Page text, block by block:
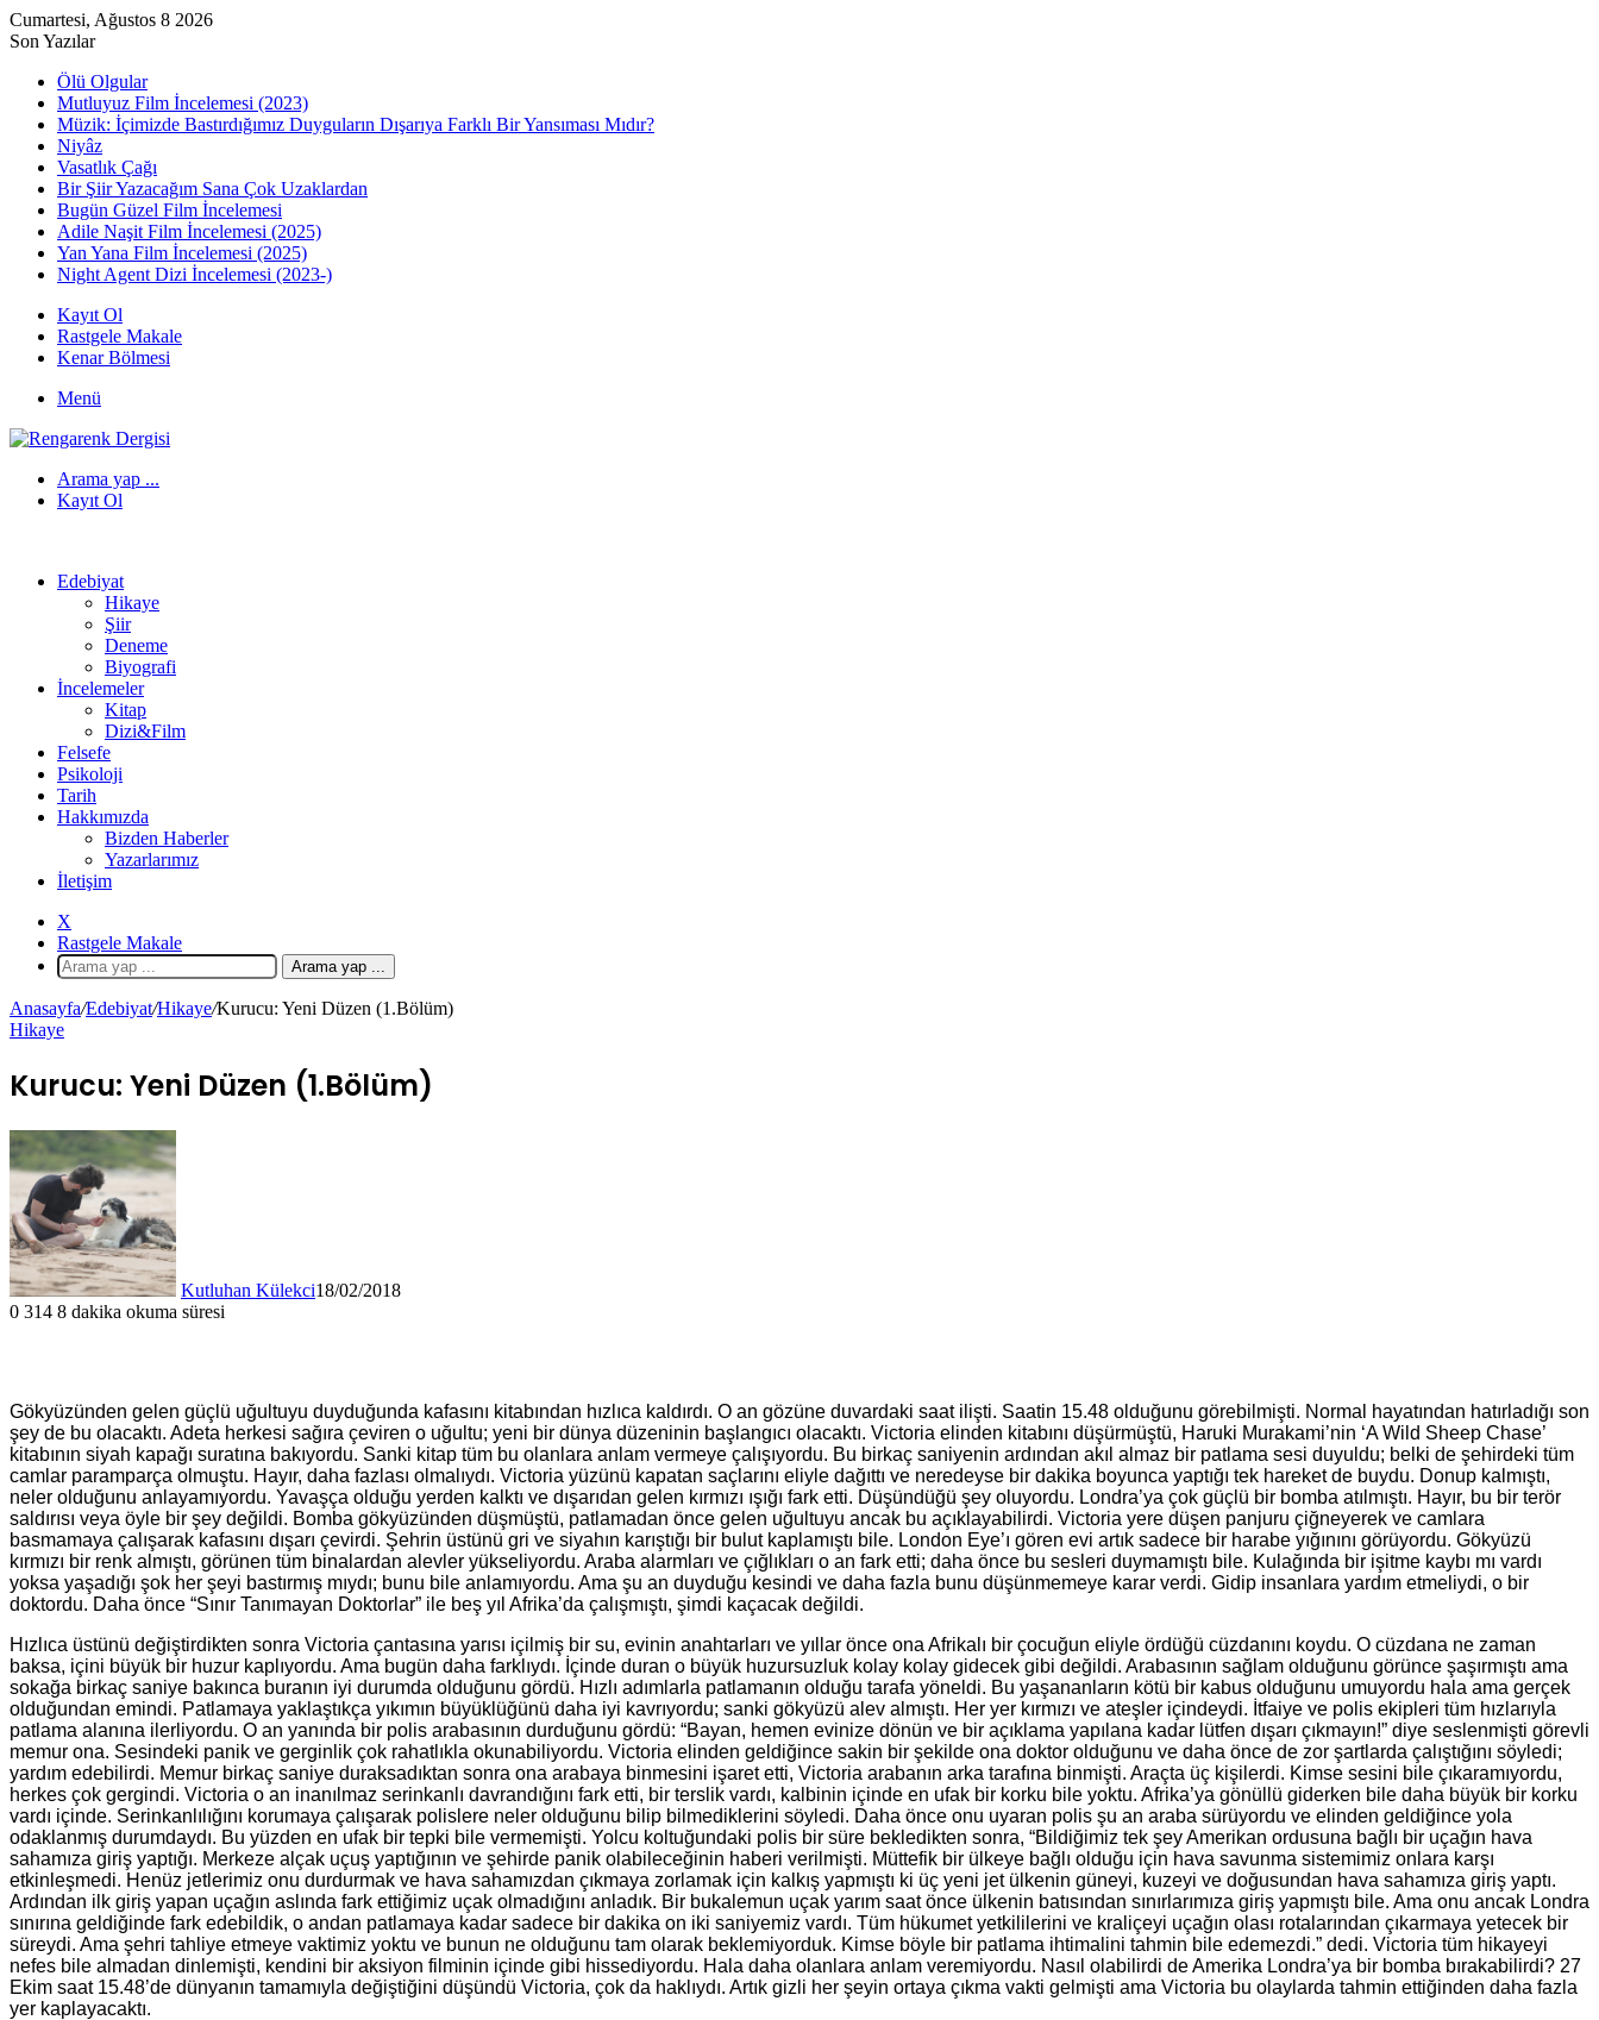
Cumartesi, Ağustos 8 2026
Son Yazılar
Ölü Olgular
Mutluyuz Film İncelemesi (2023)
Müzik: İçimizde Bastırdığımız Duyguların Dışarıya Farklı Bir Yansıması Mıdır?
Niyâz
Vasatlık Çağı
Bir Şiir Yazacağım Sana Çok Uzaklardan
Bugün Güzel Film İncelemesi
Adile Naşit Film İncelemesi (2025)
Yan Yana Film İncelemesi (2025)
Night Agent Dizi İncelemesi (2023-)
Kayıt Ol
Rastgele Makale
Kenar Bölmesi
Menü
Arama yap ...
Kayıt Ol
Edebiyat
Hikaye
Şiir
Deneme
Biyografi
İncelemeler
Kitap
Dizi&Film
Felsefe
Psikoloji
Tarih
Hakkımızda
Bizden Haberler
Yazarlarımız
İletişim
X
Rastgele Makale
Arama yap ...
Anasayfa/Edebiyat/Hikaye/Kurucu: Yeni Düzen (1.Bölüm)
Hikaye
Kurucu: Yeni Düzen (1.Bölüm)
Kutluhan Külekci18/02/2018
0 314 8 dakika okuma süresi
Gökyüzünden gelen güçlü uğultuyu duyduğunda kafasını kitabından hızlıca kaldırdı. O an gözüne duvardaki saat ilişti. Saatin 15.48 olduğunu görebilmişti. Normal hayatından hatırladığı son
şey de bu olacaktı. Adeta herkesi sağıra çeviren o uğultu; yeni bir dünya düzeninin başlangıcı olacaktı. Victoria elinden kitabını düşürmüştü, Haruki Murakami’nin ‘A Wild Sheep Chase’
kitabının siyah kapağı suratına bakıyordu. Sanki kitap tüm bu olanlara anlam vermeye çalışıyordu. Bu birkaç saniyenin ardından akıl almaz bir patlama sesi duyuldu; belki de şehirdeki tüm
camlar paramparça olmuştu. Hayır, daha fazlası olmalıydı. Victoria yüzünü kapatan saçlarını eliyle dağıttı ve neredeyse bir dakika boyunca yaptığı tek hareket de buydu. Donup kalmıştı,
neler olduğunu anlayamıyordu. Yavaşça olduğu yerden kalktı ve dışarıdan gelen kırmızı ışığı fark etti. Düşündüğü şey oluyordu. Londra’ya çok güçlü bir bomba atılmıştı. Hayır, bu bir terör
saldırısı veya öyle bir şey değildi. Bomba gökyüzünden düşmüştü, patlamadan önce gelen uğultuyu ancak bu açıklayabilirdi. Victoria yere düşen panjuru çiğneyerek ve camlara
basmamaya çalışarak kafasını dışarı çevirdi. Şehrin üstünü gri ve siyahın karıştığı bir bulut kaplamıştı bile. London Eye’ı gören evi artık sadece bir harabe yığınını görüyordu. Gökyüzü
kırmızı bir renk almıştı, görünen tüm binalardan alevler yükseliyordu. Araba alarmları ve çığlıkları o an fark etti; daha önce bu sesleri duymamıştı bile. Kulağında bir işitme kaybı mı vardı
yoksa yaşadığı şok her şeyi bastırmış mıydı; bunu bile anlamıyordu. Ama şu an duyduğu kesindi ve daha fazla bunu düşünmemeye karar verdi. Gidip insanlara yardım etmeliydi, o bir
doktordu. Daha önce “Sınır Tanımayan Doktorlar” ile beş yıl Afrika’da çalışmıştı, şimdi kaçacak değildi.
Hızlıca üstünü değiştirdikten sonra Victoria çantasına yarısı içilmiş bir su, evinin anahtarları ve yıllar önce ona Afrikalı bir çocuğun eliyle ördüğü cüzdanını koydu. O cüzdana ne zaman
baksa, içini büyük bir huzur kaplıyordu. Ama bugün daha farklıydı. İçinde duran o büyük huzursuzluk kolay kolay gidecek gibi değildi. Arabasının sağlam olduğunu görünce şaşırmıştı ama
sokağa birkaç saniye bakınca buranın iyi durumda olduğunu gördü. Hızlı adımlarla patlamanın olduğu tarafa yöneldi. Bu yaşananların kötü bir kabus olduğunu umuyordu hala ama gerçek
olduğundan emindi. Patlamaya yaklaştıkça yıkımın büyüklüğünü daha iyi kavrıyordu; sanki gökyüzü alev almıştı. Her yer kırmızı ve ateşler içindeydi. İtfaiye ve polis ekipleri tüm hızlarıyla
patlama alanına ilerliyordu. O an yanında bir polis arabasının durduğunu gördü: “Bayan, hemen evinize dönün ve bir açıklama yapılana kadar lütfen dışarı çıkmayın!” diye seslenmişti görevli
memur ona. Sesindeki panik ve gerginlik çok rahatlıkla okunabiliyordu. Victoria elinden geldiğince sakin bir şekilde ona doktor olduğunu ve daha önce de zor şartlarda çalıştığını söyledi;
yardım edebilirdi. Memur birkaç saniye duraksadıktan sonra ona arabaya binmesini işaret etti, Victoria arabanın arka tarafına binmişti. Araçta üç kişilerdi. Kimse sesini bile çıkaramıyordu,
herkes çok gergindi. Victoria o an inanılmaz serinkanlı davrandığını fark etti, bir terslik vardı, kalbinin içinde en ufak bir korku bile yoktu. Afrika’ya gönüllü giderken bile daha büyük bir korku
vardı içinde. Serinkanlılığını korumaya çalışarak polislere neler olduğunu bilip bilmediklerini söyledi. Daha önce onu uyaran polis şu an araba sürüyordu ve elinden geldiğince yola
odaklanmış durumdaydı. Bu yüzden en ufak bir tepki bile vermemişti. Yolcu koltuğundaki polis bir süre bekledikten sonra, “Bildiğimiz tek şey Amerikan ordusuna bağlı bir uçağın hava
sahamıza giriş yaptığı. Merkeze alçak uçuş yaptığının ve şehirde panik olabileceğinin haberi verilmişti. Müttefik bir ülkeye bağlı olduğu için hava savunma sistemimiz onlara karşı
etkinleşmedi. Henüz jetlerimiz onu durdurmak ve hava sahamızdan çıkmaya zorlamak için kalkış yapmıştı ki üç yeni jet ülkenin güneyi, kuzeyi ve doğusundan hava sahamıza giriş yaptı.
Ardından ilk giriş yapan uçağın aslında fark ettiğimiz uçak olmadığını anladık. Bir bukalemun uçak yarım saat önce ülkenin batısından sınırlarımıza giriş yapmıştı bile. Ama onu ancak Londra
sınırına geldiğinde fark edebildik, o andan patlamaya kadar sadece bir dakika on iki saniyemiz vardı. Tüm hükumet yetkililerini ve kraliçeyi uçağın olası rotalarından çıkarmaya yetecek bir
süreydi. Ama şehri tahliye etmeye vaktimiz yoktu ve bunun ne olduğunu tam olarak beklemiyorduk. Kimse böyle bir patlama ihtimalini tahmin bile edemezdi.” dedi. Victoria tüm hikayeyi
nefes bile almadan dinlemişti, kendini bir aksiyon filminin içinde gibi hissediyordu. Hala daha olanlara anlam veremiyordu. Nasıl olabilirdi de Amerika Londra’ya bir bomba bırakabilirdi? 27
Ekim saat 15.48’de dünyanın tamamıyla değiştiğini düşündü Victoria, çok da haklıydı. Artık gizli her şeyin ortaya çıkma vakti gelmişti ama Victoria bu olaylarda tahmin ettiğinden daha fazla
yer kaplayacaktı.